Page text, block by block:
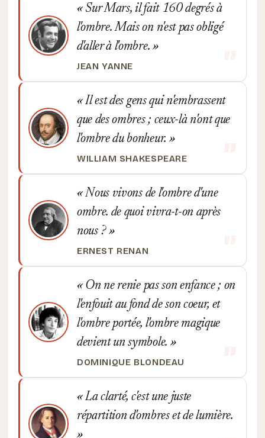
Sur Mars, il fait 160 degrés à
l'ombre. Mais on n'est pas obligé
d'aller à l'ombre.
JEAN YANNE
Il est des gens qui n'embrassent
que des ombres ; ceux-là n'ont que
l'ombre du bonheur.
WILLIAM SHAKESPEARE
Nous vivons de l'ombre d'une
ombre. de quoi vivra-t-on après
nous ?
ERNEST RENAN
On ne renie pas son enfance ; on
l'enfouit au fond de son coeur, et
l'ombre portée, l'ombre magique
devient un symbole.
DOMINIQUE BLONDEAU
La clarté, c'est une juste
répartition d'ombres et de lumière.